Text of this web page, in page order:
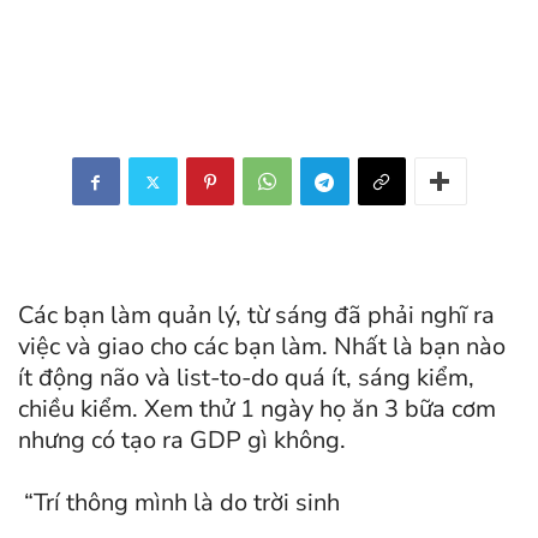
Các bạn làm quản lý, từ sáng đã phải nghĩ ra
việc và giao cho các bạn làm. Nhất là bạn nào
ít động não và list-to-do quá ít, sáng kiểm,
chiều kiểm. Xem thử 1 ngày họ ăn 3 bữa cơm
nhưng có tạo ra GDP gì không.
“Trí thông mình là do trời sinh